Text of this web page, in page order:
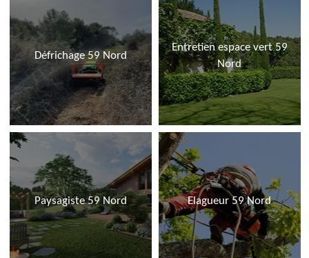
Défrichage 59 Nord
Entretien espace vert 59
Nord
Paysagiste 59 Nord Elagueur 59 Nord